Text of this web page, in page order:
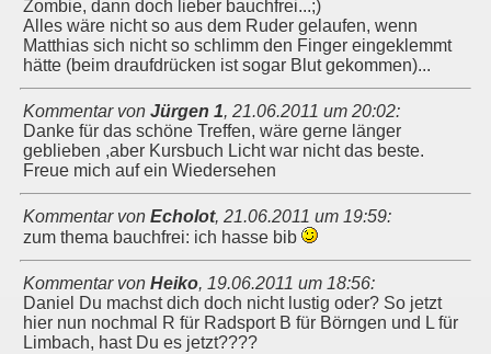
Zombie, dann doch lieber bauchfrei...;)
Alles wäre nicht so aus dem Ruder gelaufen, wenn
Matthias sich nicht so schlimm den Finger eingeklemmt
hätte (beim draufdrücken ist sogar Blut gekommen)...
Kommentar von Jürgen 1, 21.06.2011 um 20:02:
Danke für das schöne Treffen, wäre gerne länger
geblieben ,aber Kursbuch Licht war nicht das beste.
Freue mich auf ein Wiedersehen
Kommentar von Echolot, 21.06.2011 um 19:59:
zum thema bauchfrei: ich hasse bib
Kommentar von Heiko, 19.06.2011 um 18:56:
Daniel Du machst dich doch nicht lustig oder? So jetzt
hier nun nochmal R für Radsport B für Börngen und L für
Limbach, hast Du es jetzt????